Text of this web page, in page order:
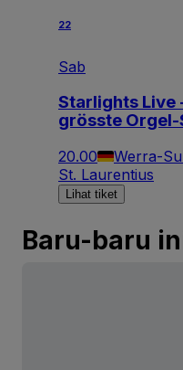
22
Sab
Starlights Live
grösste
20.00 Werra-
St. Laurentius
Lihat tiket
Baru-baru